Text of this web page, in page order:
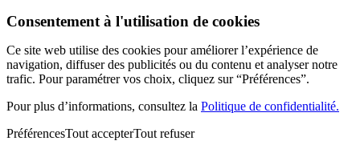
Consentement à l'utilisation de cookies
Ce site web utilise des cookies pour améliorer l’expérience de
navigation, diffuser des publicités ou du contenu et analyser notre
trafic. Pour paramétrer vos choix, cliquez sur “Préférences”.
Pour plus d’informations, consultez la Politique de confidentialité.
PréférencesTout accepterTout refuser